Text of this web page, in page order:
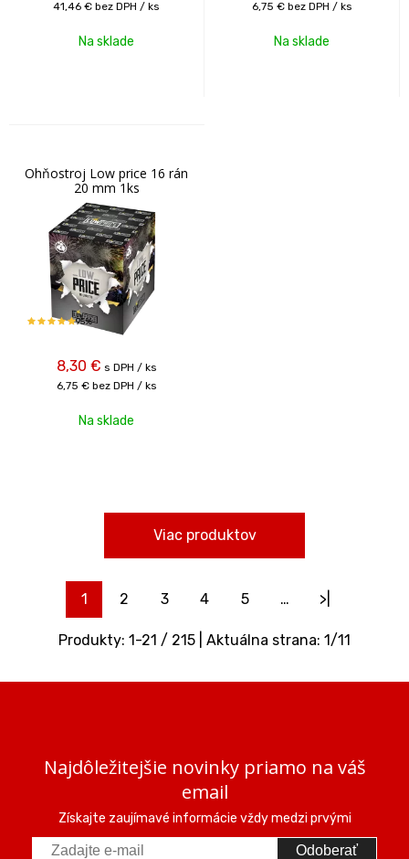
41,46 € bez DPH / ks
Na sklade
6,75 € bez DPH / ks
Na sklade
Ohňostroj Low price 16 rán
20 mm 1ks
95%
8,30 € s DPH / ks
6,75 € bez DPH / ks
Na sklade
Viac produktov
1 2 3 4 5 … >|
Produkty: 1-21 / 215 | Aktuálna strana: 1/11
Najdôležitejšie novinky priamo na váš
email
Získajte zaujímavé informácie vždy medzi prvými
Odoberať